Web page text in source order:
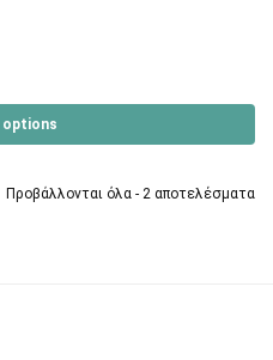
options
Προβάλλονται όλα - 2 αποτελέσματα